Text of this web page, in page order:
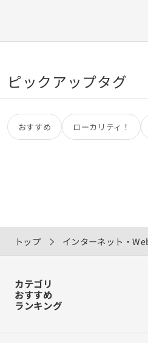
ピックアップタグ
おすすめ ローカリティ！
トップ インターネット・
カテゴリ
おすすめ
ランキング